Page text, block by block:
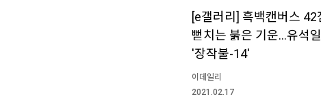
[e갤러리] 흑백캔버스 42
뻗치는 붉은 기운…유석일
'장작불-14'
이데일리
2021.02.17